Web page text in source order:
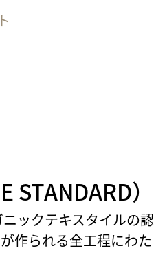
STANDARD）
ックテキスタイルの認
作られる全工程にわた